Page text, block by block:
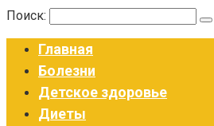
Поиск:
Главная
Болезни
Детское здоровье
Диеты